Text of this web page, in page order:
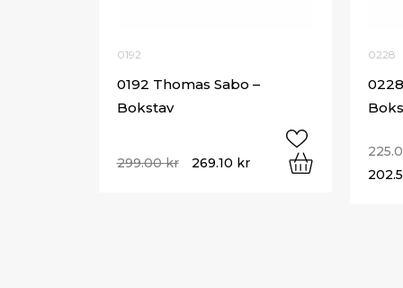
0192
0192 Thomas Sabo –
Bokstav
299.00kr 269.10 kr
0228